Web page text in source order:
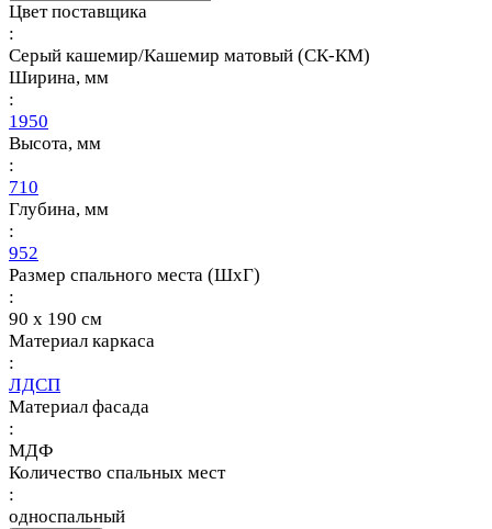
Цвет поставщика
:
Серый кашемир/Кашемир матовый (СК-КМ)
Ширина, мм
:
1950
Высота, мм
:
710
Глубина, мм
:
952
Размер спального места (ШхГ)
:
90 х 190 см
Материал каркаса
:
ЛДСП
Материал фасада
:
МДФ
Количество спальных мест
:
односпальный